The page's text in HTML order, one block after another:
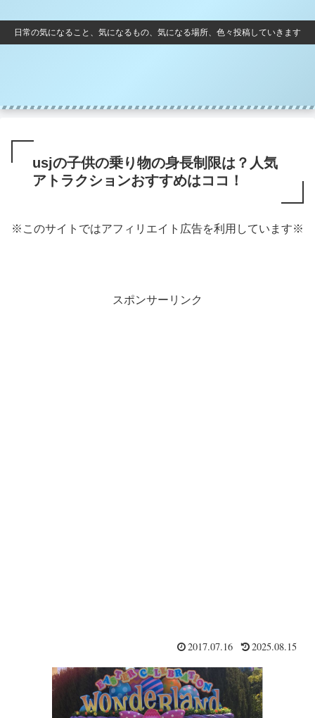
日常の気になること、気になるもの、気になる場所、色々投稿していきます
usjの子供の乗り物の身長制限は？人気
アトラクションおすすめはココ！
※このサイトではアフィリエイト広告を利用しています※
スポンサーリンク
2017.07.16 2025.08.15